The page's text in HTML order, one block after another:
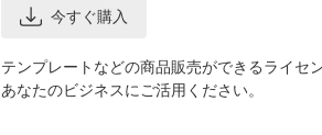
今すぐ購入
テンプレートなどの商品販売ができるライセ
あなたのビジネスにご活用ください。